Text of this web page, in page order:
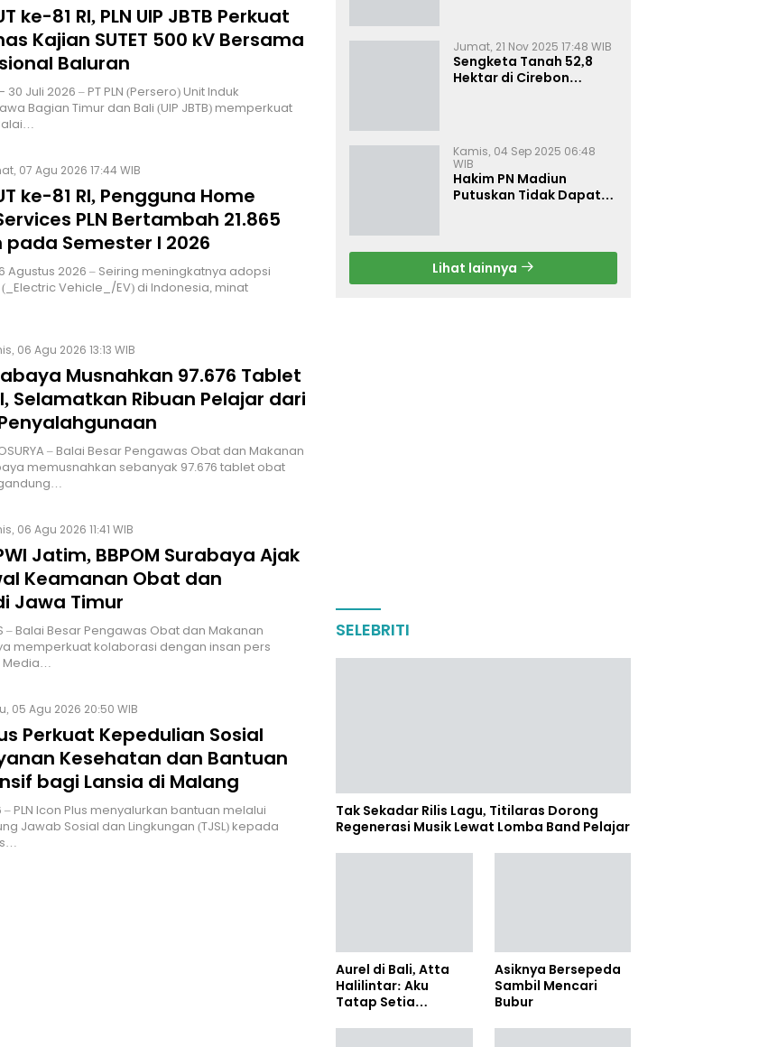
ke-81 RI, PLN UIP JBTB Perkuat
Kajian SUTET 500 kV Bersama
Baluran
Juli 2026 – PT PLN (Persero) Unit Induk
Bagian Timur dan Bali (UIP JBTB) memperkuat
07 Agu 2026 17:44 WIB
ke-81 RI, Pengguna Home
PLN Bertambah 21.865
Semester I 2026
Agustus 2026 – Seiring meningkatnya adopsi
Vehicle_/EV) di Indonesia, minat
06 Agu 2026 13:13 WIB
Musnahkan 97.676 Tablet
Selamatkan Ribuan Pelajar dari
– Balai Besar Pengawas Obat dan Makanan
memusnahkan sebanyak 97.676 tablet obat
06 Agu 2026 11:41 WIB
Jatim, BBPOM Surabaya Ajak
Keamanan Obat dan
Jawa Timur
– Balai Besar Pengawas Obat dan Makanan
memperkuat kolaborasi dengan insan pers
Media…
05 Agu 2026 20:50 WIB
Perkuat Kepedulian Sosial
Kesehatan dan Bantuan
bagi Lansia di Malang
– PLN Icon Plus menyalurkan bantuan melalui
Jawab Sosial dan Lingkungan (TJSL) kepada
Jumat, 21 Nov 2025 17:48 WIB
Sengketa Tanah 52,8
Hektar di Cirebon
Kamis, 04 Sep 2025 06:48
WIB
Hakim PN Madiun
Putuskan Tidak Dapat
Lihat lainnya
SELEBRITI
Tak Sekadar Rilis Lagu, Titilaras Dorong
Regenerasi Musik Lewat Lomba Band Pelajar
Aurel di Bali, Atta
Halilintar: Aku
Tatap Setia
Asiknya Bersepeda
Sambil Mencari
Bubur